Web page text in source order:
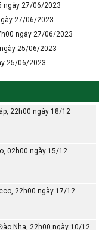
ngày 27/06/2023
27/06/2023
ngày 27/06/2023
25/06/2023
25/06/2023
22h00 ngày 18/12
02h00 ngày 15/12
22h00 ngày 17/12
Nha, 22h00 ngày 10/12